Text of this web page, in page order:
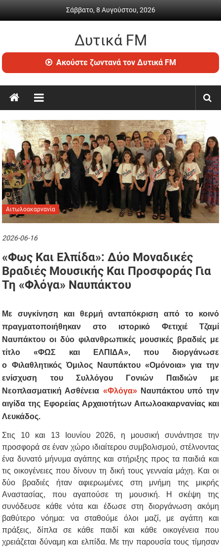
Σάββατο, 8 Αυγούστου, 2026
Δυτικά FM
Ραδιόφωνο
•
ενημέρωση
Ακούστε ζωντανά τον Δυτικά FM
Αιτωλοακαρνανία
2026-06-16
«Φως Και Ελπίδα»: Δύο Μοναδικές
Βραδιές Μουσικής Και Προσφοράς Για
Τη «Φλόγα» Ναυπάκτου
Με συγκίνηση και θερμή ανταπόκριση από το κοινό
πραγματοποιήθηκαν στο ιστορικό Φετιχιέ Τζαμί
Ναυπάκτου οι δύο φιλανθρωπικές μουσικές βραδιές με
τίτλο«ΦΩΣ και ΕΛΠΙΔΑ», που διοργάνωσε
ο Φιλαθλητικός Όμιλος Ναυπάκτου «Ομόνοια»για την
ενίσχυση του Συλλόγου Γονιών Παιδιών με
Νεοπλασματική Ασθένεια «Φλόγα» Ναυπάκτου υπό την
αιγίδα της Εφορείας Αρχαιοτήτων Αιτωλοακαρνανίας και
Λευκάδος.
Στις 10 και 13 Ιουνίου 2026, η μουσική συνάντησε την
προσφορά σε έναν χώρο ιδιαίτερου συμβολισμού, στέλνοντας
ένα δυνατό μήνυμα αγάπης και στήριξης προς τα παιδιά και
τις οικογένειες που δίνουν τη δική τους γενναία μάχη. Και οι
δύο βραδιές ήταν αφιερωμένες στη μνήμη της μικρής
Αναστασίας, που αγαπούσε τη μουσική. Η σκέψη της
συνόδευσε κάθε νότα και έδωσε στη διοργάνωση ακόμη
βαθύτερο νόημα: να σταθούμε όλοι μαζί, με αγάπη και
πράξεις, δίπλα σε κάθε παιδί και κάθε οικογένεια που
χρειάζεται δύναμη και ελπίδα. Με την παρουσία τους τίμησαν